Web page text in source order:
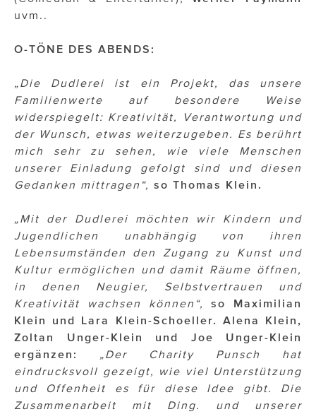
uvm..
O-TÖNE DES ABENDS:
„Die Dudlerei ist ein Projekt, das unsere
Familienwerte auf besondere Weise
widerspiegelt: Kreativität, Verantwortung und
der Wunsch, etwas weiterzugeben. Es berührt
mich sehr zu sehen, wie viele Menschen
unserer Einladung gefolgt sind und diesen
Gedanken mittragen“, so Thomas Klein.
„Mit der Dudlerei möchten wir Kindern und
Jugendlichen unabhängig von ihren
Lebensumständen den Zugang zu Kunst und
Kultur ermöglichen und damit Räume öffnen,
in denen Neugier, Selbstvertrauen und
Kreativität wachsen können“,
so Maximilian
Klein und Lara Klein-Schoeller. Alena Klein,
Zoltan Unger-Klein und Joe Unger-Klein
ergänzen:
„Der Charity Punsch hat
eindrucksvoll gezeigt, wie viel Unterstützung
und Offenheit es für diese Idee gibt. Die
Zusammenarbeit mit Ding. und unserer